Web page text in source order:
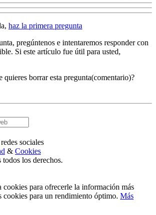
haz la primera pregunta
pregúntenos e intentaremos responder con
Si este artículo fue útil para usted,
quieres borrar esta pregunta(comentario)?
sociales
& Cookies
los derechos.
para ofrecerle la información más
cookies para un rendimiento óptimo. Más